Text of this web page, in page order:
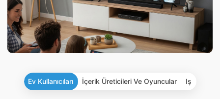
Ev Kullanıcıları İçerik Üreticileri Ve Oyuncular Iş